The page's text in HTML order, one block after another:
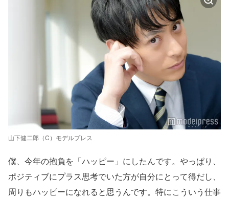
山下健二郎（C）モデルプレス
僕、今年の抱負を「ハッピー」にしたんです。やっぱり、
ポジティブにプラス思考でいた方が自分にとって得だし、
周りもハッピーになれると思うんです。特にこういう仕事